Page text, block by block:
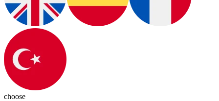
choose